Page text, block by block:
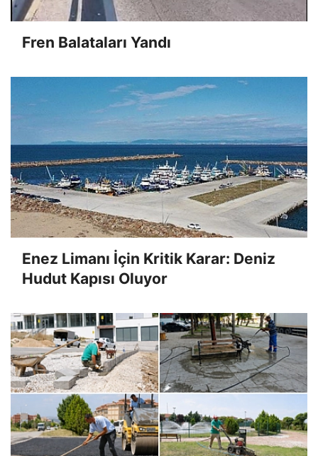
Fren Balataları Yandı
Enez Limanı İçin Kritik Karar: Deniz
Hudut Kapısı Oluyor